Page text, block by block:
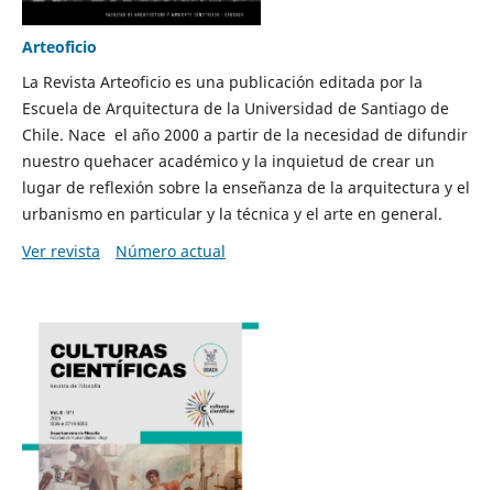
Arteoficio
La Revista Arteoficio es una publicación editada por la
Escuela de Arquitectura de la Universidad de Santiago de
Chile. Nace el año 2000 a partir de la necesidad de difundir
nuestro quehacer académico y la inquietud de crear un
lugar de reflexión sobre la enseñanza de la arquitectura y el
urbanismo en particular y la técnica y el arte en general.
Ver revista
Número actual